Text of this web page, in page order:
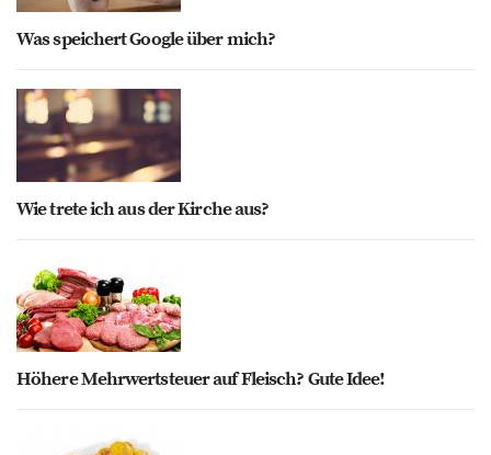
Was speichert Google über mich?
Wie trete ich aus der Kirche aus?
Höhere Mehrwertsteuer auf Fleisch? Gute Idee!